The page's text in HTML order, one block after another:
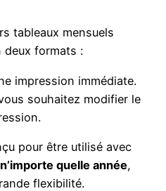
tableaux mensuels
deux formats :
impression immédiate.
souhaitez modifier le
pour être utilisé avec
quelle année,
flexibilité.